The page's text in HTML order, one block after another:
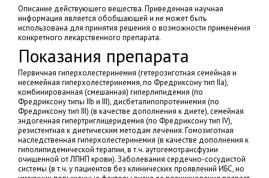
Описание действующего вещества. Приведенная научная
информация является обобщающей и не может быть
использована для принятия решения о возможности применения
конкретного лекарственного препарата.
Показания препарата
Первичная гиперхолестеринемия (гетерозиготная семейная и
несемейная гиперхолестеринемия, по Фредриксону тип IIa),
комбинированная (смешанная) гиперлипидемия (по
Фредриксону типы IIb и III), дисбеталипопротеинемия (по
Фредриксону тип III) (в качестве дополнения к диете), семейная
эндогенная гипертриглицеридемия (по Фредриксону тип IV),
резистентная к диетическим методам лечения. Гомозиготная
наследственная гиперхолестеринемия (в качестве дополнения к
гиполипидемической терапии, в т.ч. аутогемотрансфузии
очищенной от ЛПНП крови). Заболевания сердечно-сосудистой
системы (в т.ч. у пациентов без клинических проявлений ИБС, но